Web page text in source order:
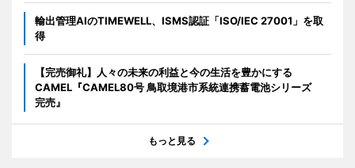
輸出管理AIのTIMEWELL、ISMS認証「ISO/IEC 27001」を取
得
【完売御礼】人々の未来の利益と今の生活を豊かにする
CAMEL『CAMEL80号 鳥取境港市系統連携蓄電池シリーズ
完売』
もっと見る